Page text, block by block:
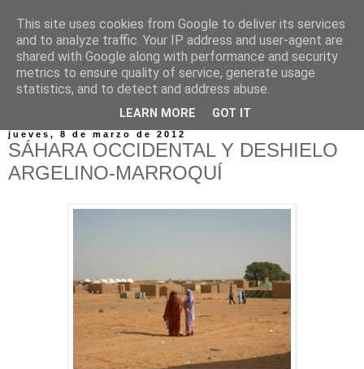
jueves, 8 de marzo de 2012
SÁHARA OCCIDENTAL Y DESHIELO
ARGELINO-MARROQUÍ
This site uses cookies from Google to deliver its services
and to analyze traffic. Your IP address and user-agent are
shared with Google along with performance and security
metrics to ensure quality of service, generate usage
statistics, and to detect and address abuse.
LEARN MORE GOT IT